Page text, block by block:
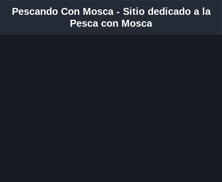
Pescando Con Mosca - Sitio dedicado a la
Pesca con Mosca